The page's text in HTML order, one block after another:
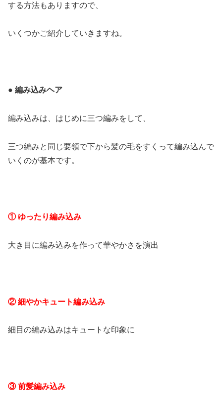
する方法もありますので、
いくつかご紹介していきますね。
● 編み込みヘア
編み込みは、はじめに三つ編みをして、
三つ編みと同じ要領で下から髪の毛をすくって編み込んで
いくのが基本です。
① ゆったり編み込み
大き目に編み込みを作って華やかさを演出
② 細やかキュート編み込み
細目の編み込みはキュートな印象に
③ 前髪編み込み